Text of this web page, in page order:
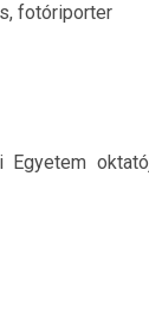
fotóriporter